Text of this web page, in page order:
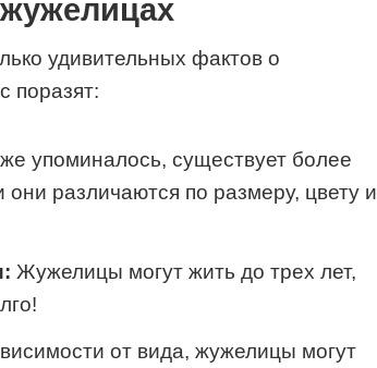
удивительных фактов о
поразят:
упоминалось, существует более
различаются по размеру, цвету и
Жужелицы могут жить до трех лет,
от вида, жужелицы могут